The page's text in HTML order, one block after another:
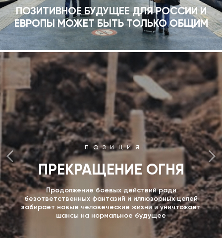
ПОЗИТИВНОЕ БУДУЩЕЕ ДЛЯ РОССИИ И
ЕВРОПЫ МОЖЕТ БЫТЬ ТОЛЬКО ОБЩИМ
ПОЗИЦИЯ
ПРЕКРАЩЕНИЕ ОГНЯ
Продолжение боевых действий ради
безответственных фантазий и иллюзорных целей
забирает новые человеческие жизни и уничтожает
шансы на нормальное будущее